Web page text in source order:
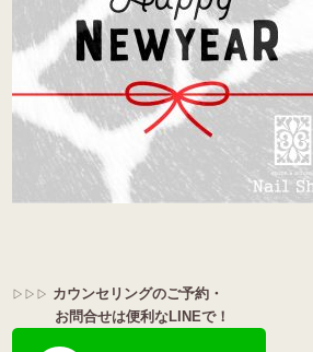
▷▷▷ カウンセリングのご予約・
お問合せは便利なLINEで！